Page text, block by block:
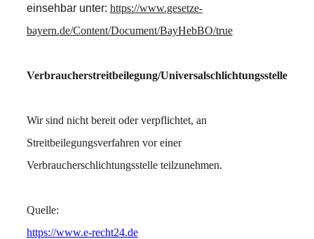
einsehbar unter: https://www.gesetze-
bayern.de/Content/Document/BayHebBO/true
Verbraucherstreitbeilegung/Universalschlichtungsstelle
Wir sind nicht bereit oder verpflichtet, an
Streitbeilegungsverfahren vor einer
Verbraucherschlichtungsstelle teilzunehmen.
Quelle:
https://www.e-recht24.de